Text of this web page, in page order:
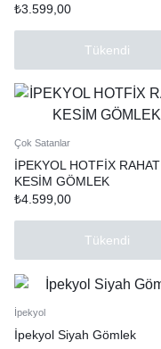
₺3.599,00
Tükendi
Çok Satanlar
İPEKYOL HOTFİX RAHAT
KESİM GÖMLEK
₺4.599,00
Tükendi
İpekyol
İpekyol Siyah Gömlek